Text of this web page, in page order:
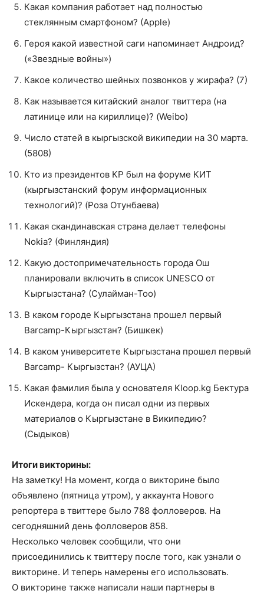
Какая компания работает над полностью
стеклянным смартфоном? (Apple)
Героя какой известной саги напоминает Андроид?
(«Звездные войны»)
Какое количество шейных позвонков у жирафа? (7)
Как называется китайский аналог твиттера (на
латинице или на кириллице)? (Weibo)
Число статей в кыргызской википедии на 30 марта.
(5808)
Кто из президентов КР был на форуме КИТ
(кыргызстанский форум информационных
технологий)? (Роза Отунбаева)
Какая скандинавская страна делает телефоны
Nokia? (Финляндия)
Какую достопримечательность города Ош
планировали включить в список UNESCO от
Кыргызстана? (Сулайман-Тоо)
В каком городе Кыргызстана прошел первый
Barcamp-Кыргызстан? (Бишкек)
В каком университете Кыргызстана прошел первый
Barcamp- Кыргызстан? (АУЦА)
Какая фамилия была у основателя Kloop.kg Бектура
Искендера, когда он писал одни из первых
материалов о Кыргызстане в Википедию?
(Сыдыков)
Итоги викторины:
На заметку! На момент, когда о викторине было
объявлено (пятница утром), у аккаунта Нового
репортера в твиттере было 788 фолловеров. На
сегодняшний день фолловеров 858.
Несколько человек сообщили, что они
присоединились к твиттеру после того, как узнали о
викторине. И теперь намерены его использовать.
О викторине также написали наши партнеры в